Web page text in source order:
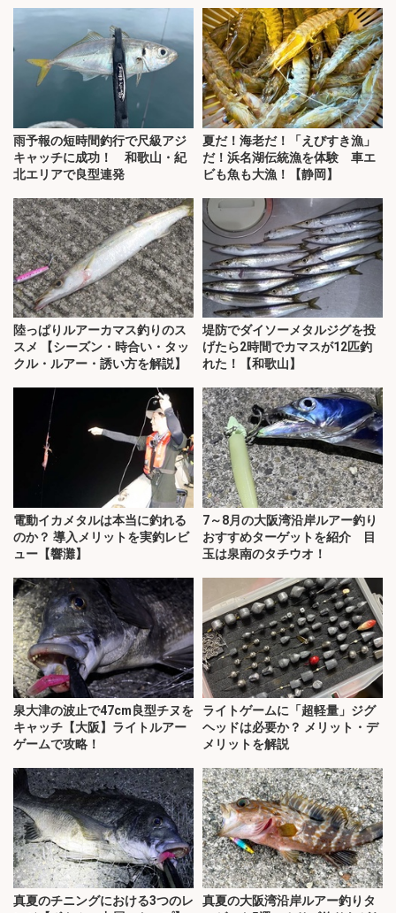
雨予報の短時間釣行で尺級アジ
キャッチに成功！ 和歌山・紀
北エリアで良型連発
夏だ！海老だ！「えびすき漁」
だ！浜名湖伝統漁を体験 車エ
ビも魚も大漁！【静岡】
陸っぱりルアーカマス釣りのス
スメ 【シーズン・時合い・タッ
クル・ルアー・誘い方を解説】
堤防でダイソーメタルジグを投
げたら2時間でカマスが12匹釣
れた！【和歌山】
電動イカメタルは本当に釣れる
のか？ 導入メリットを実釣レビ
ュー【響灘】
7～8月の大阪湾沿岸ルアー釣り
おすすめターゲットを紹介 目
玉は泉南のタチウオ！
泉大津の波止で47cm良型チヌを
キャッチ【大阪】ライトルアー
ゲームで攻略！
ライトゲームに「超軽量」ジグ
ヘッドは必要か？ メリット・デ
メリットを解説
真夏のチニングにおける3つのレ
真夏の大阪湾沿岸ルアー釣りタ